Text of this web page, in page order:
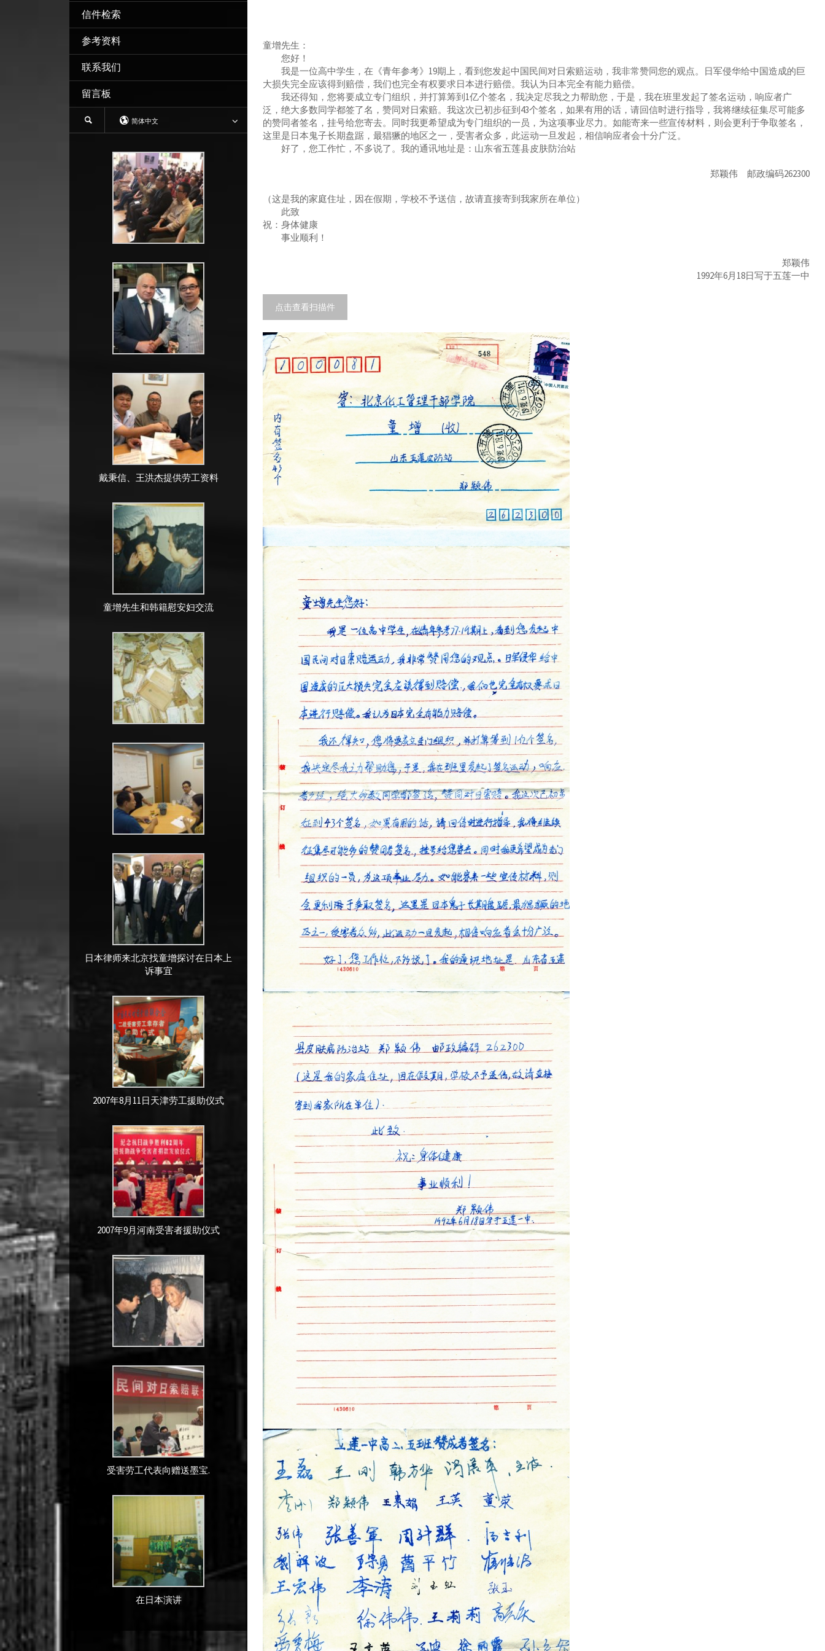
信件检索
参考资料
联系我们
留言板
简体中文
戴秉信、王洪杰提供劳工资料
童增先生和韩籍慰安妇交流
日本律师来北京找童增探讨在日本上
诉事宜
2007年8月11日天津劳工援助仪式
2007年9月河南受害者援助仪式
受害劳工代表向赠送墨宝.
在日本演讲
童增先生：
您好！
我是一位高中学生，在《青年参考》19期上，看到您发起中国民间对日索赔运动，我非常赞同您的观点。日军侵华给中国造成的巨
大损失完全应该得到赔偿，我们也完全有权要求日本进行赔偿。我认为日本完全有能力赔偿。
我还得知，您将要成立专门组织，并打算筹到1亿个签名，我决定尽我之力帮助您，于是，我在班里发起了签名运动，响应者广
泛，绝大多数同学都签了名，赞同对日索赔。我这次已初步征到43个签名，如果有用的话，请回信时进行指导，我将继续征集尽可能多
的赞同者签名，挂号给您寄去。同时我更希望成为专门组织的一员，为这项事业尽力。如能寄来一些宣传材料，则会更利于争取签名，
这里是日本鬼子长期盘踞，最猖獗的地区之一，受害者众多，此运动一旦发起，相信响应者会十分广泛。
好了，您工作忙，不多说了。我的通讯地址是：山东省五莲县皮肤防治站
郑颖伟 邮政编码262300
（这是我的家庭住址，因在假期，学校不予送信，故请直接寄到我家所在单位）
此致
祝：身体健康
事业顺利！
郑颖伟
1992年6月18日写于五莲一中